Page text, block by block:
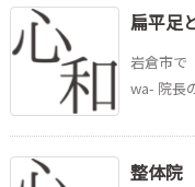
扁平足
岩倉市で
wa- 院長
整体